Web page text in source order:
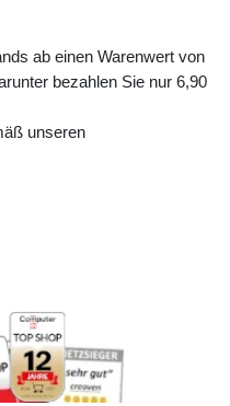
ab einen Warenwert von
bezahlen Sie nur 6,90
unseren